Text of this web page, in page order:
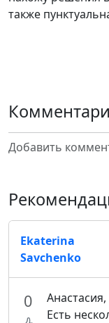
также
Добавить
Ekaterina
Savchenko
0
Есть